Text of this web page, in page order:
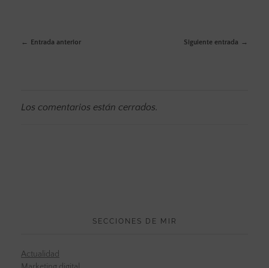
Entrada anterior Siguiente entrada
Los comentarios están cerrados.
SECCIONES DE MIR
Actualidad